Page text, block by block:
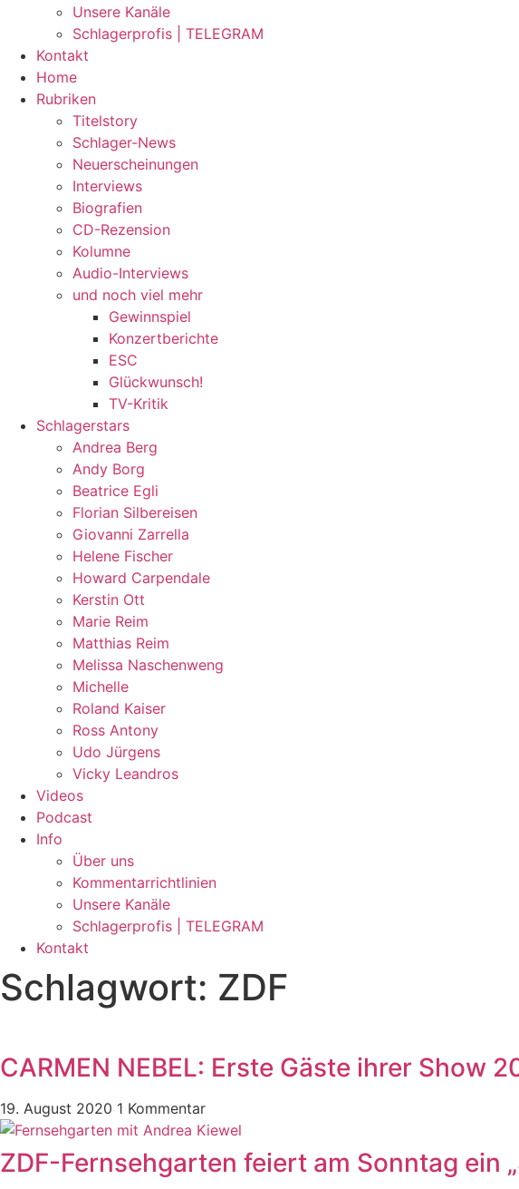
Unsere Kanäle
Schlagerprofis | TELEGRAM
Kontakt
Home
Rubriken
Titelstory
Schlager-News
Neuerscheinungen
Interviews
Biografien
CD-Rezension
Kolumne
Audio-Interviews
und noch viel mehr
Gewinnspiel
Konzertberichte
ESC
Glückwunsch!
TV-Kritik
Schlagerstars
Andrea Berg
Andy Borg
Beatrice Egli
Florian Silbereisen
Giovanni Zarrella
Helene Fischer
Howard Carpendale
Kerstin Ott
Marie Reim
Matthias Reim
Melissa Naschenweng
Michelle
Roland Kaiser
Ross Antony
Udo Jürgens
Vicky Leandros
Videos
Podcast
Info
Über uns
Kommentarrichtlinien
Unsere Kanäle
Schlagerprofis | TELEGRAM
Kontakt
Schlagwort: ZDF
CARMEN NEBEL: Erste Gäste ihrer Show
19. August 2020 1 Kommentar
ZDF-Fernsehgarten feiert am Sonntag ein